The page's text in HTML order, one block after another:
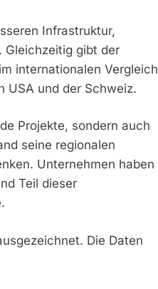
Infrastruktur,
Gleichzeitig gibt der
internationalen Vergleich
USA und der Schweiz.
Projekte, sondern auch
seine regionalen
Unternehmen haben
Teil dieser
Die Daten